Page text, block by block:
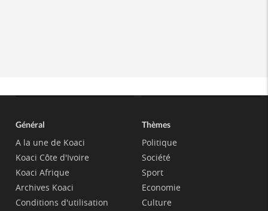
Général
A la une de Koaci
Koaci Côte d'Ivoire
Koaci Afrique
Archives Koaci
Conditions d'utilisation
Thèmes
Politique
Société
Sport
Economie
Culture